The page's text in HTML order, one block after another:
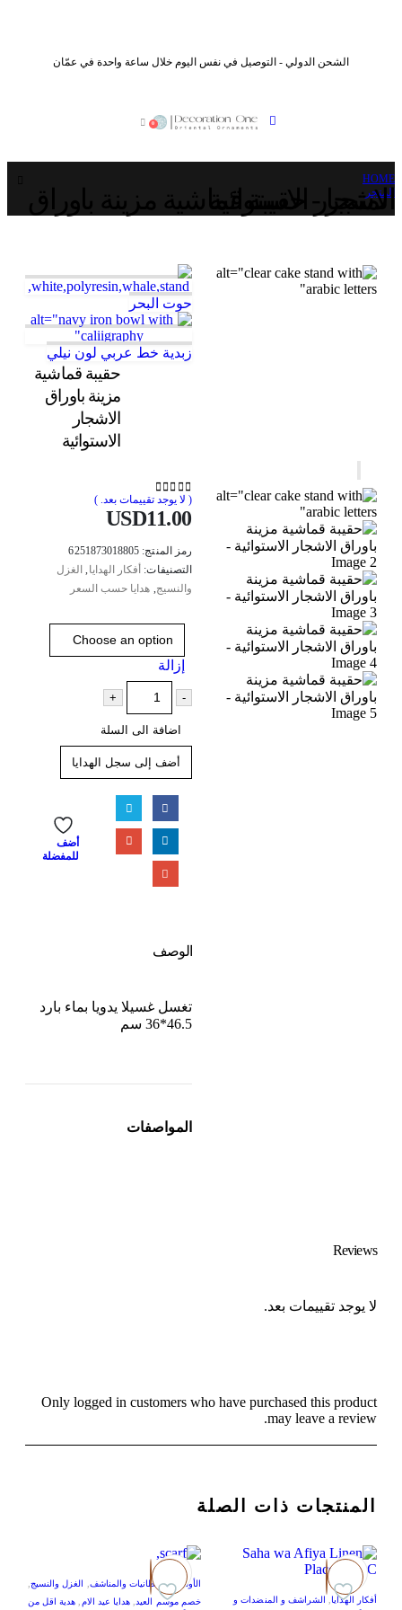
الشحن الدولي - التوصيل في نفس اليوم خلال ساعة واحدة في عمّان
0
HOME
المتجر
المتجر - حقيبة قماشية مزينة باوراق الاشجار الاستوائية
حوت البحر
زبدية خط عربي لون نيلي
حقيبة قماشية
مزينة باوراق
الاشجار
الاستوائية
0
out of 5
( لا يوجد تقييمات بعد. )
USD11.00
رمز المنتج: 6251873018805
التصنيفات: أفكار الهدايا, الغزل
والنسيج, هدايا حسب السعر
إزالة
-
+
اضافة الى السلة
أضف إلى سجل الهدايا
أضف
للمفضلة
الوصف
تغسل غسيلا يدويا بماء بارد
46.5*36 سم
المواصفات
Reviews
لا يوجد تقييمات بعد.
Only logged in customers who have purchased this product
may leave a review.
المنتجات ذات الصلة
أفكار الهدايا, الشراشف و المنضدات و
الأوشحة والبطانيات والمناشف, الغزل والنسيج,
خصم موسم العيد, هدايا عيد الام, هدية اقل من